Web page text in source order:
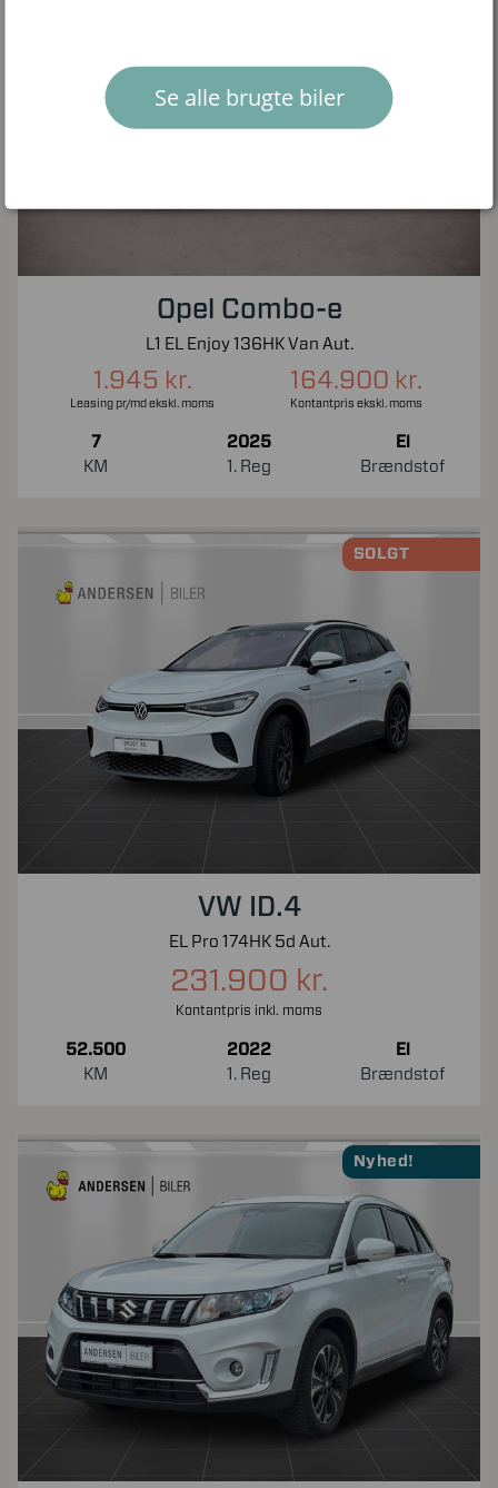
Opel Combo-e
L1 EL Enjoy 136HK Van Aut.
1.945 kr.
Leasing pr/md ekskl. moms
164.900 kr.
Kontantpris ekskl. moms
7
KM
2025
1. Reg
El
Brændstof
SOLGT
VW ID.4
EL Pro 174HK 5d Aut.
231.900 kr.
Kontantpris inkl. moms
52.500
KM
2022
1. Reg
El
Brændstof
Nyhed!
Se alle brugte biler